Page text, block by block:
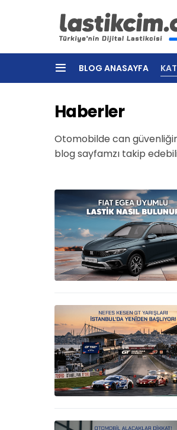
BLOG ANASAYFA
Haberler
Otomobilde can
blog sayfamzı takip